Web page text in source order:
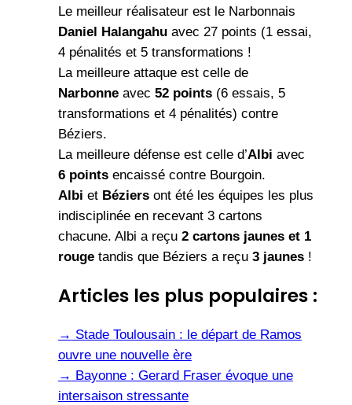
Le meilleur réalisateur est le Narbonnais
Daniel Halangahuavec 27 points (1 essai,
4 pénalités et 5 transformations !
La meilleure attaque est celle de
Narbonneavec 52 points (6 essais, 5
transformations et 4 pénalités) contre
Béziers.
La meilleure défense est celle d’Albi avec
6 pointsencaissé contre Bourgoin.
Albi et Béziersont été les équipes les plus
indisciplinée en recevant 3 cartons
chacune. Albi a reçu 2 cartons jaunes et 1
rougetandis que Béziers a reçu 3 jaunes!
Articles les plus populaires :
→ Stade Toulousain : le départ de Ramos
ouvre une nouvelle ère
→ Bayonne : Gerard Fraser évoque une
intersaison stressante